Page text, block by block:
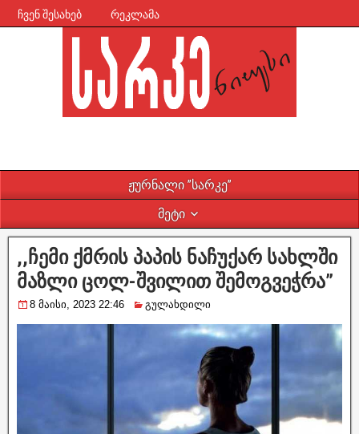
ჩვენ შესახებ რეკლამა
ჟურნალი ”სარკე”
მეტი
,,ჩემი ქმრის პაპის ნაჩუქარ სახლში
მაზლი ცოლ-შვილით შემოგვეჭრა”
8 მაისი, 2023 22:46 გულახდილი